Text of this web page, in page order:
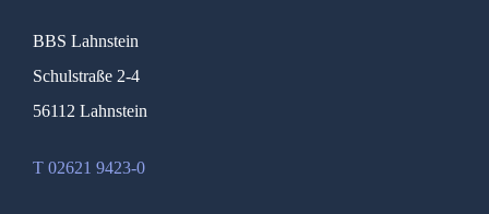
BBS Lahnstein
Schulstraße 2-4
56112 Lahnstein
T 02621 9423-0